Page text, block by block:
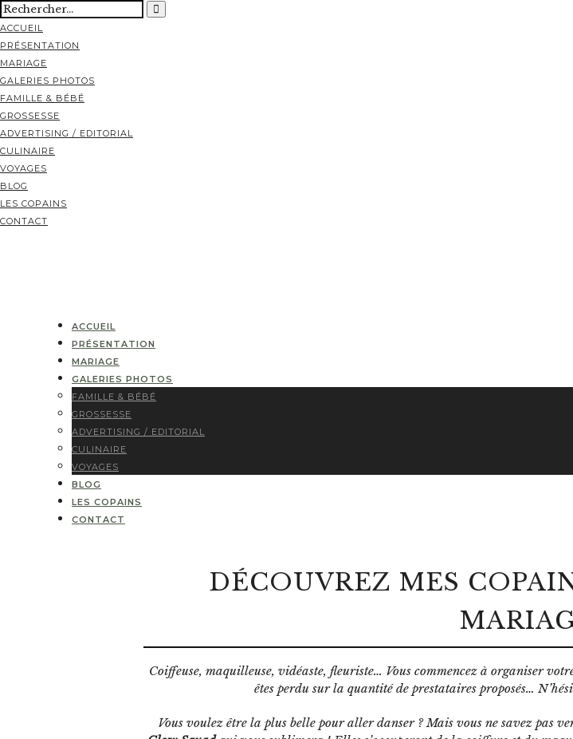
ACCUEIL
PRÉSENTATION
MARIAGE
GALERIES PHOTOS
FAMILLE & BÉBÉ
GROSSESSE
ADVERTISING / EDITORIAL
CULINAIRE
VOYAGES
BLOG
LES COPAINS
CONTACT
ACCUEIL
PRÉSENTATION
MARIAGE
GALERIES PHOTOS
FAMILLE & BÉBÉ
GROSSESSE
ADVERTISING / EDITORIAL
CULINAIRE
VOYAGES
BLOG
LES COPAINS
CONTACT
DÉCOUVREZ MES
Coiffeuse, maquilleuse, vidéaste, fleuriste… Vous commencez à organiser
êtes perdu sur la quantité de prestataires proposés…
Vous voulez être la plus belle pour aller danser ? Mais vous ne savez pas